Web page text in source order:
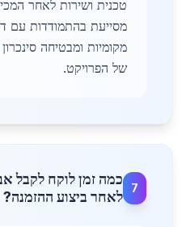
טכנית ושירות לאחר
מסייעת בהתמודדות עם
מקומיות ומבטיחה
של הפרויקט.
7
כמה זמן לוקח לקבל
לאחר ביצוע ההזמנה?